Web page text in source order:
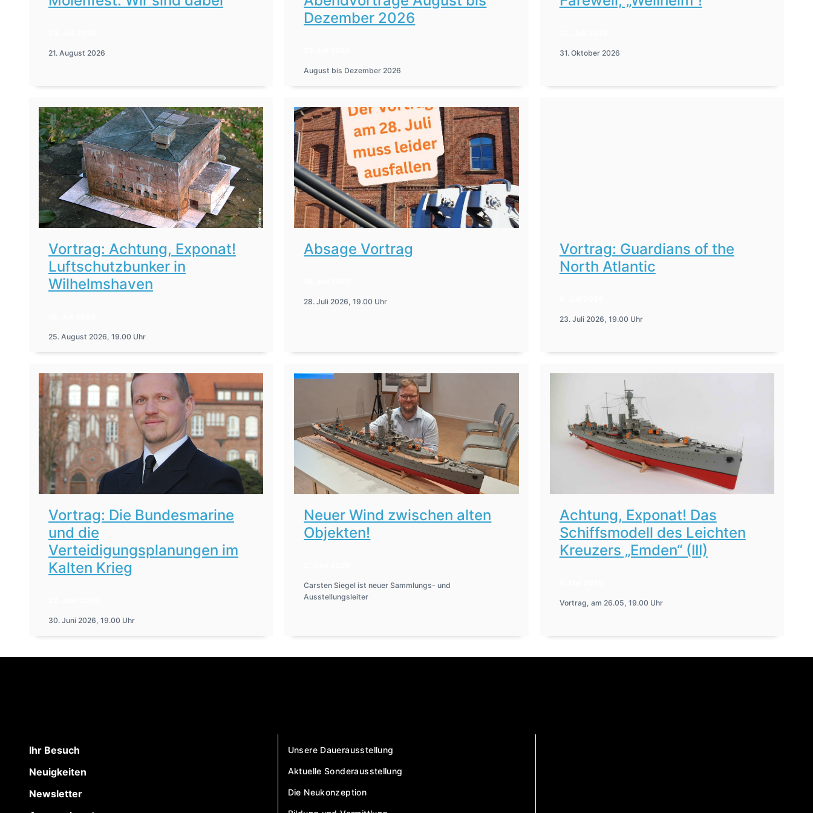
21. August 2026
Dezember 2026
August bis Dezember 2026
31. Oktober 2026
Vortrag: Achtung, Exponat!
Luftschutzbunker in
Wilhelmshaven
25. August 2026, 19.00 Uhr
Absage Vortrag
28. Juli 2026, 19.00 Uhr
Vortrag: Guardians of the
North Atlantic
23. Juli 2026, 19.00 Uhr
Vortrag: Die Bundesmarine
und die
Verteidigungsplanungen im
Kalten Krieg
30. Juni 2026, 19.00 Uhr
Neuer Wind zwischen alten
Objekten!
Carsten Siegel ist neuer Sammlungs- und
Ausstellungsleiter
Achtung, Exponat! Das
Schiffsmodell des Leichten
Kreuzers „Emden“ (III)
Vortrag, am 26.05, 19.00 Uhr
Ihr Besuch
Neuigkeiten
Newsletter
Unsere Dauerausstellung
Aktuelle Sonderausstellung
Die Neukonzeption